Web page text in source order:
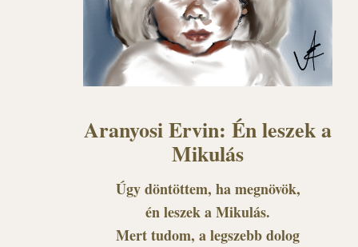
Aranyosi Ervin: Én leszek a
Mikulás
Úgy döntöttem, ha megnövök,
én leszek a Mikulás.
Mert tudom, a legszebb dolog